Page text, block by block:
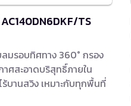
TS
มรอบทิศทาง 360° กรอง
าศสะอาดบริสุทธิ์ภายใน
บานสวิง เหมาะกับทุกพื้นที่